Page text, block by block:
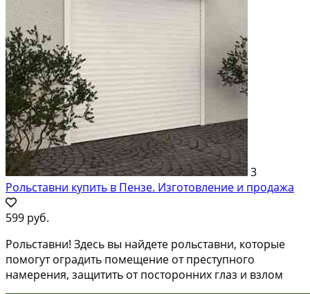
3
Рольставни купить в Пензе. Изготовление и продажа
599 руб.
Рольставни! Здесь вы найдете рольставни, которые
помогут оградить помещение от преступного
намерения, защитить от посторонних глаз и взлом